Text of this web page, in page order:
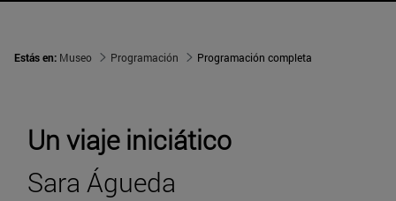
Estás en: Museo Programación Programación completa
Un viaje iniciático
Sara Águeda